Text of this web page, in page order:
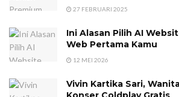
27 FEBRUARI 2025
Ini Alasan Pilih AI
Web Pertama Kamu
12 MEI 2026
Vivin Kartika Sari,